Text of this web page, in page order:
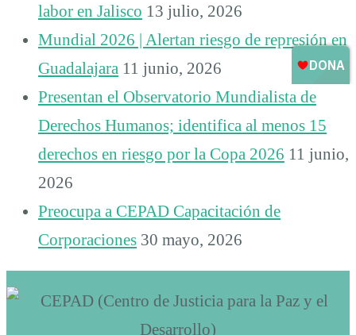
labor en Jalisco 13 julio, 2026
Mundial 2026 | Alertan riesgo de represión en
Guadalajara 11 junio, 2026
Presentan el Observatorio Mundialista de
Derechos Humanos; identifica al menos 15
derechos en riesgo por la Copa 2026 11 junio,
2026
Preocupa a CEPAD Capacitación de
Corporaciones 30 mayo, 2026